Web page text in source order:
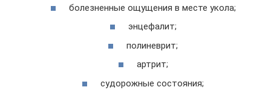
болезненные ощущения в месте укола;
энцефалит;
полиневрит;
артрит;
судорожные состояния;